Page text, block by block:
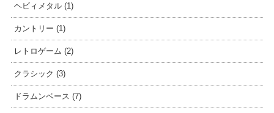
ヘビィメタル (1)
カントリー (1)
レトロゲーム (2)
クラシック (3)
ドラムンベース (7)